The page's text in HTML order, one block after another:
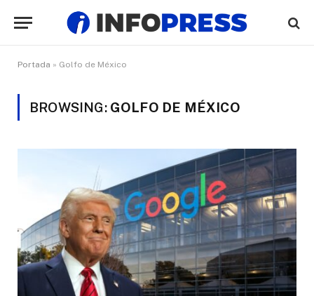
Portada » Golfo de México
BROWSING: GOLFO DE MÉXICO